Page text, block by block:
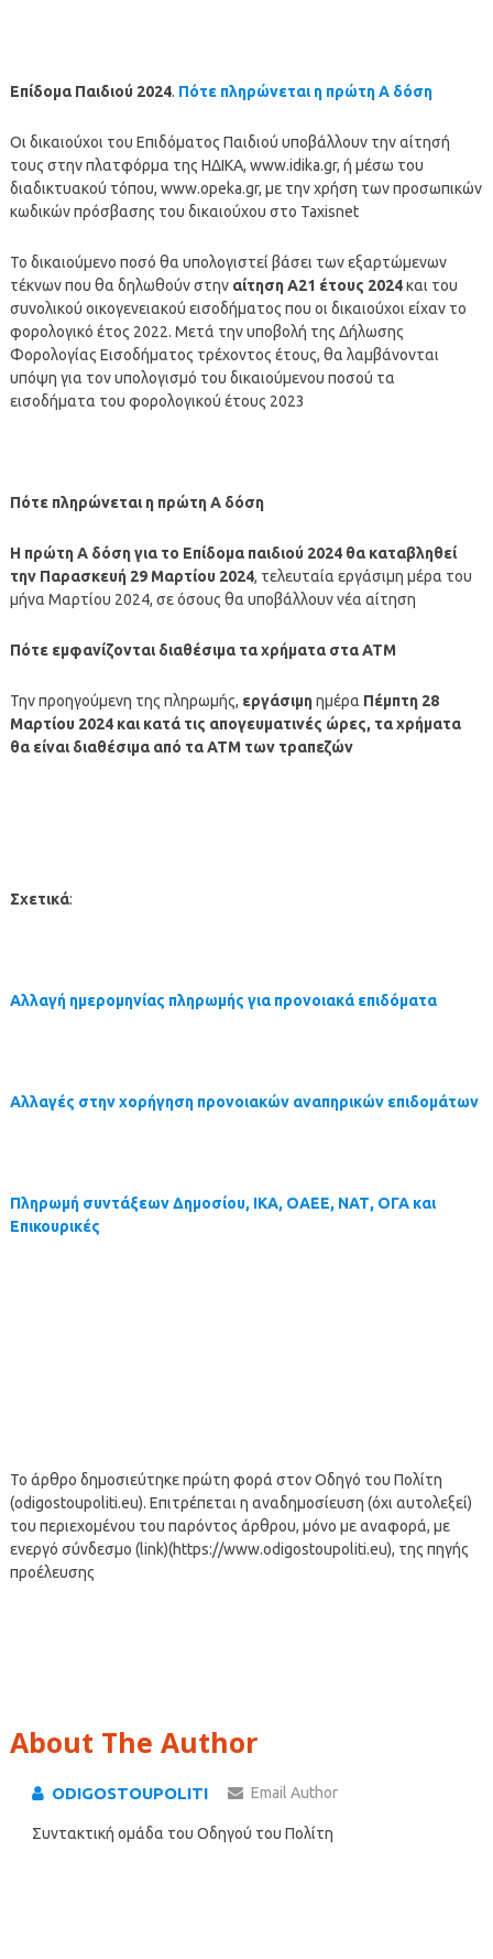
Επίδομα Παιδιού 2024. Πότε πληρώνεται η πρώτη Α δόση
Οι δικαιούχοι του Επιδόματος Παιδιού υποβάλλουν την αίτησή
τους στην πλατφόρμα της ΗΔΙΚΑ, www.idika.gr, ή μέσω του
διαδικτυακού τόπου, www.opeka.gr, με την χρήση των προσωπικών
κωδικών πρόσβασης του δικαιούχου στο Taxisnet
Το δικαιούμενο ποσό θα υπολογιστεί βάσει των εξαρτώμενων
τέκνων που θα δηλωθούν στην αίτηση Α21 έτους 2024και του
συνολικού οικογενειακού εισοδήματος που οι δικαιούχοι είχαν το
φορολογικό έτος 2022. Μετά την υποβολή της Δήλωσης
Φορολογίας Εισοδήματος τρέχοντος έτους, θα λαμβάνονται
υπόψη για τον υπολογισμό του δικαιούμενου ποσού τα
εισοδήματα του φορολογικού έτους 2023
Πότε πληρώνεται η πρώτη Α δόση
Η πρώτη Α δόσηγια το Επίδομα παιδιού 2024 θα καταβληθεί
την Παρασκευή 29 Μαρτίου 2024, τελευταία εργάσιμη μέρα του
μήνα Μαρτίου 2024, σε όσους θα υποβάλλουν νέα αίτηση
Πότε εμφανίζονται διαθέσιμα τα χρήματα στα ΑΤΜ
Την προηγούμενη της πληρωμής, εργάσιμηημέρα Πέμπτη 28
Μαρτίου 2024και κατά τις απογευματινές ώρες, τα χρήματα
θα είναι διαθέσιμα από τα ΑΤΜ των τραπεζών
Σχετικά:
Αλλαγή ημερομηνίας πληρωμής για προνοιακά επιδόματα
Αλλαγές στην χορήγηση προνοιακών αναπηρικών επιδομάτων
Πληρωμή συντάξεων Δημοσίου, ΙΚΑ, ΟΑΕΕ, ΝΑΤ, ΟΓΑ και
Επικουρικές
Το άρθρο δημοσιεύτηκε πρώτη φορά στον Οδηγό του Πολίτη
(odigostoupoliti.eu). Επιτρέπεται η αναδημοσίευση (όχι αυτολεξεί)
του περιεχομένου του παρόντος άρθρου, μόνο με αναφορά, με
ενεργό σύνδεσμο (link)(https://www.odigostoupoliti.eu), της πηγής
προέλευσης
About The Author
ODIGOSTOUPOLITI Email Author
Συντακτική ομάδα του Οδηγού του Πολίτη